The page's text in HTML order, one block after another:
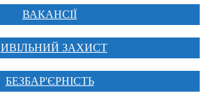
ВАКАНСІЇ
ЗАХИСТ
БЕЗБАР'ЄРНІСТЬ